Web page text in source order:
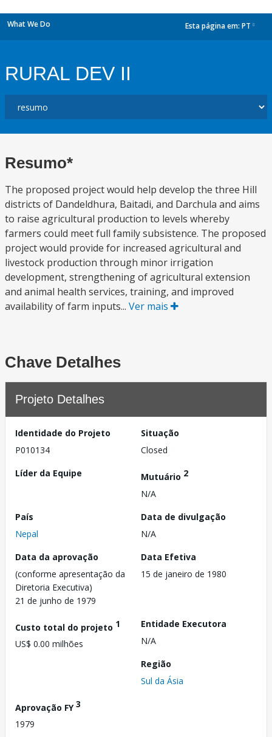
What We Do Esta página em: PT
RURAL DEV II
Resumo*
The proposed project would help develop the three Hill
districts of Dandeldhura, Baitadi, and Darchula and aims
to raise agricultural production to levels whereby
farmers could meet full family subsistence. The proposed
project would provide for increased agricultural and
livestock production through minor irrigation
development, strengthening of agricultural extension
and animal health services, training, and improved
availability of farm inputs... Ver mais
Chave Detalhes
Projeto Detalhes
Identidade do Projeto
P010134
Situação
Closed
Líder da Equipe
Mutuário 2
N/A
País
Nepal
Data de divulgação
N/A
Data da aprovação
(conforme apresentação da
Diretoria Executiva)
21 de junho de 1979
Data Efetiva
15 de janeiro de 1980
Custo total do projeto 1
US$ 0.00 milhões
Entidade Executora
N/A
Região
Sul da Ásia
Aprovação FY3
1979